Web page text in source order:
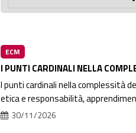
ECM
I PUNTI CARDINALI NELLA
I punti cardinali nella complessità
etica e responsabilità,
30/11/2026